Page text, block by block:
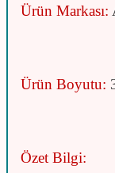
Ürün Markası:
Ürün Boyutu:
Özet Bilgi: